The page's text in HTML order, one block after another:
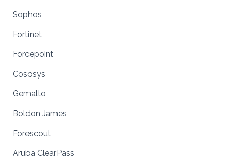
Sophos
Fortinet
Forcepoint
Cososys
Gemalto
Boldon James
Forescout
Aruba ClearPass